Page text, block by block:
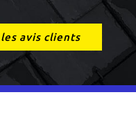
les avis clients